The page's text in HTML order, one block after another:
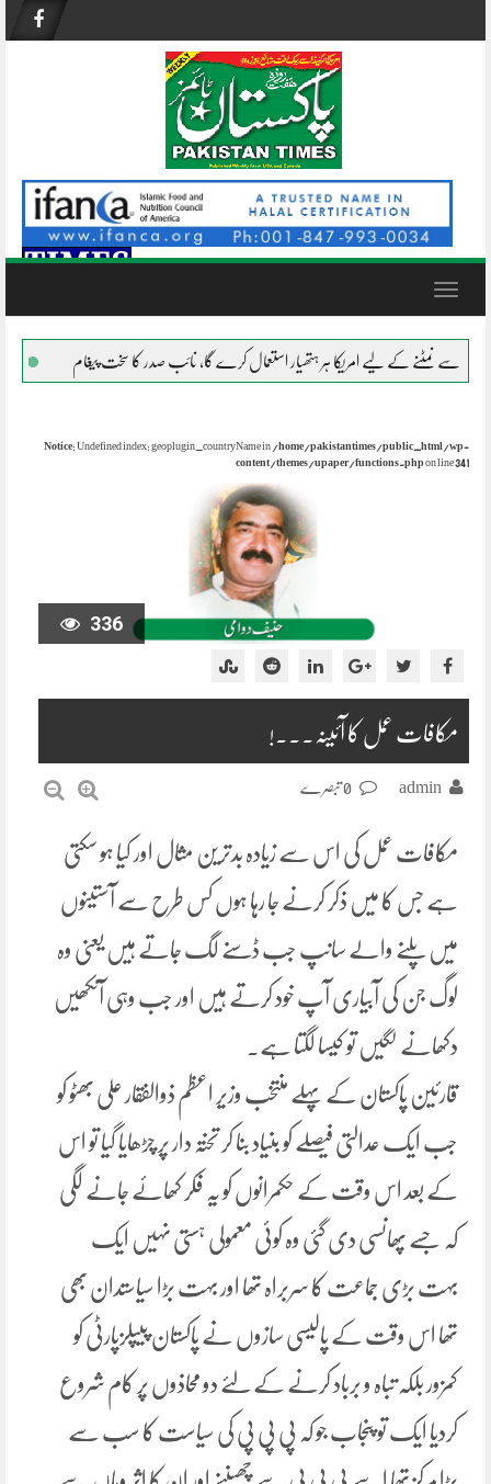
content
Toggle
کے لیے امریکا ہر ہتھیار استعمال کرے گا، نائب صدر کا سخت پیغام نظام ناکام ہو چکا
Notice: Undefined index: geoplugin_countryName in /home/pakistantimes/public_html/wp-
content/themes/upaper/functions.php on line341
336
مکافات عمل کا آئینہ۔۔۔!
admin
مکافات عمل کی اس سے زیادہ بدترین مثال اور کیا ہو سکتی
ہے جس کا میں ذکر کرنے جا رہا ہوں کس طرح سے آستینوں
میں پلنے والے سانپ جب ڈسنے لگ جاتے ہیں یعنی وہ
لوگ جن کی آبیاری آپ خود کرتے ہیں اور جب وہی آنکھیں
دکھانے لگیں تو کیسا لگتا ہے۔
قارئین پاکستان کے پہلے منتخب وزیر اعظم ذوالفقار علی بھٹو کو
جب ایک عدالتی فیصلے کو بنیاد بنا کر تختہ دار پر چڑھایا گیا تو اس
کے بعد اس وقت کے حکمرانوں کو یہ فکر کھائے جانے لگی
کہ جسے پھانسی دی گئی وہ کوئی معمولی ہستی نہیں ایک
بہت بڑی جماعت کا سربراہ تھا اور بہت بڑا سیاستدان بھی
تھا اس وقت کے پالیسی سازوں نے پاکستان پیپلزپارٹی کو
کمزور بلکہ تباہ و برباد کرنے کے لئے دو محاذوں پر کام شروع
کردیا ایک تو پنجاب جو کہ پی پی پی کی سیاست کا سب سے
بڑا مرکز تھا اسے پی پی پی سے چھیننے اور ان کا اثر وہاں سے